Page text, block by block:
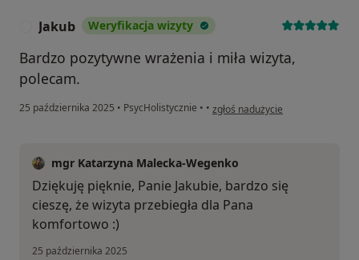
Jakub Weryfikacja wizyty
Bardzo pozytywne wrażenia i miła wizyta,
polecam.
25 października 2025 • PsycHolistycznie • • w opinii użytkownika Jakub
zgłoś nadużycie
mgr Katarzyna Malecka-Wegenko
Dziękuję pięknie, Panie Jakubie, bardzo się
cieszę, że wizyta przebiegła dla Pana
komfortowo :)
25 października 2025